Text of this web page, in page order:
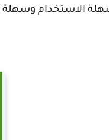
الاستخدام وسهلة